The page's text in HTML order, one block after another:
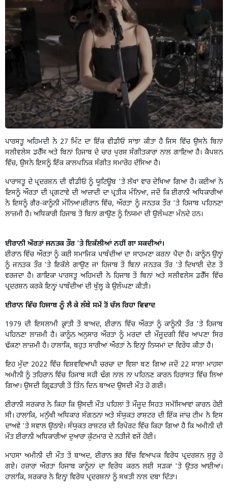
ਪਾਰਸਤੂ ਅਹਿਮਦੀ ਨੇ 27 ਮਿੰਟ ਦਾ ਇੱਕ ਵੀਡੀਓ ਸਾਂਝਾ ਕੀਤਾ ਹੈ ਜਿਸ ਵਿੱਚ ਉਸਨੇ ਬਿਨਾਂ
ਸਲੀਵਲੇਸ ਡਰੈੱਸ ਅਤੇ ਬਿਨਾਂ ਹਿਜਾਬ ਦੇ ਚਾਰ ਪੁਰਸ਼ ਸੰਗੀਤਕਾਰਾਂ ਨਾਲ ਗਾਇਆ ਹੈ। ਕੈਪਸ਼ਨ
ਵਿੱਚ, ਉਸਨੇ ਇਸਨੂੰ ਇੱਕ ਕਾਲਪਨਿਕ ਸੰਗੀਤ ਸਮਾਰੋਹ ਦੱਸਿਆ ਹੈ।
ਪਾਰਾਸਤੂ ਦੇ ਪ੍ਰਦਰਸ਼ਨ ਦੀ ਵੀਡੀਓ ਨੂੰ ਯੂਟਿਊਬ 'ਤੇ ਲੱਖਾਂ ਵਾਰ ਦੇਖਿਆ ਗਿਆ ਹੈ। ਕਈਆਂ ਨੇ
ਇਸਨੂੰ ਔਰਤਾਂ ਦੀ ਪ੍ਰਗਟਾਵੇ ਦੀ ਆਜ਼ਾਦੀ ਦਾ ਪ੍ਰਤੀਕ ਮੰਨਿਆ, ਜਦੋਂ ਕਿ ਈਰਾਨੀ ਅਧਿਕਾਰੀਆਂ
ਨੇ ਇਸਨੂੰ ਗੈਰ-ਕਾਨੂੰਨੀ ਮੰਨਿਆ।ਈਰਾਨ ਵਿੱਚ, ਔਰਤਾਂ ਨੂੰ ਜਨਤਕ ਤੌਰ 'ਤੇ ਹਿਜਾਬ ਪਹਿਨਣਾ
ਲਾਜ਼ਮੀ ਹੈ। ਅਧਿਕਾਰੀ ਹਿਜਾਬ ਤੋਂ ਬਿਨਾਂ ਗਾਉਣ ਨੂੰ ਨਿਯਮਾਂ ਦੀ ਉਲੰਘਣਾ ਮੰਨਦੇ ਹਨ।
ਈਰਾਨੀ ਔਰਤਾਂ ਜਨਤਕ ਤੌਰ 'ਤੇ ਇਕੱਲੀਆਂ ਨਹੀਂ ਗਾ ਸਕਦੀਆਂ।
ਈਰਾਨ ਵਿੱਚ ਔਰਤਾਂ ਨੂੰ ਕਈ ਸਮਾਜਿਕ ਪਾਬੰਦੀਆਂ ਦਾ ਸਾਹਮਣਾ ਕਰਨਾ ਪੈਂਦਾ ਹੈ। ਕਾਨੂੰਨ ਉਨ੍ਹਾਂ
ਨੂੰ ਜਨਤਕ ਤੌਰ 'ਤੇ ਇਕੱਲੇ ਗਾਉਣ ਜਾਂ ਹਿਜਾਬ ਤੋਂ ਬਿਨਾਂ ਜਨਤਕ ਤੌਰ 'ਤੇ ਦਿਖਾਈ ਦੇਣ ਤੋਂ
ਵਰਜਦਾ ਹੈ। ਗਾਇਕਾ ਪਾਰਸਤੂ ਅਹਿਮਦੀ ਨੇ ਹਿਜਾਬ ਤੋਂ ਬਿਨਾਂ ਅਤੇ ਸਲੀਵਲੇਸ ਡਰੈੱਸ ਵਿੱਚ
ਪ੍ਰਦਰਸ਼ਨ ਕਰਕੇ ਇਨ੍ਹਾਂ ਪਾਬੰਦੀਆਂ ਦੀ ਖੁੱਲ੍ਹ ਕੇ ਉਲੰਘਣਾ ਕੀਤੀ।
ਈਰਾਨ ਵਿੱਚ ਹਿਜਾਬ ਨੂੰ ਲੈ ਕੇ ਲੰਬੇ ਸਮੇਂ ਤੋਂ ਚੱਲ ਰਿਹਾ ਵਿਵਾਦ
1979 ਦੀ ਇਸਲਾਮੀ ਕ੍ਰਾਂਤੀ ਤੋਂ ਬਾਅਦ, ਈਰਾਨ ਵਿੱਚ ਔਰਤਾਂ ਨੂੰ ਕਾਨੂੰਨੀ ਤੌਰ 'ਤੇ ਹਿਜਾਬ
ਪਹਿਨਣਾ ਲਾਜ਼ਮੀ ਹੈ। ਕਾਨੂੰਨ ਅਨੁਸਾਰ ਔਰਤਾਂ ਨੂੰ ਮਰਦਾਂ ਦੀ ਮੌਜੂਦਗੀ ਵਿੱਚ ਆਪਣਾ ਸਿਰ
ਢੱਕਣਾ ਲਾਜ਼ਮੀ ਹੈ। ਹਾਲਾਂਕਿ, ਬਹੁਤ ਸਾਰੀਆਂ ਔਰਤਾਂ ਨੇ ਇਨ੍ਹਾਂ ਨਿਯਮਾਂ ਦਾ ਵਿਰੋਧ ਕੀਤਾ ਹੈ।
ਇਹ ਮੁੱਦਾ 2022 ਵਿੱਚ ਵਿਸ਼ਵਵਿਆਪੀ ਚਰਚਾ ਦਾ ਵਿਸ਼ਾ ਬਣ ਗਿਆ ਜਦੋਂ 22 ਸਾਲਾ ਮਾਹਸਾ
ਅਮੀਨੀ ਨੂੰ ਤਹਿਰਾਨ ਵਿੱਚ ਹਿਜਾਬ ਸਹੀ ਢੰਗ ਨਾਲ ਨਾ ਪਹਿਨਣ ਕਾਰਨ ਹਿਰਾਸਤ ਵਿੱਚ ਲਿਆ
ਗਿਆ। ਉਸਦੀ ਗ੍ਰਿਫਤਾਰੀ ਤੋਂ ਤਿੰਨ ਦਿਨ ਬਾਅਦ ਉਸਦੀ ਮੌਤ ਹੋ ਗਈ।
ਈਰਾਨੀ ਸਰਕਾਰ ਨੇ ਕਿਹਾ ਕਿ ਉਸਦੀ ਮੌਤ ਪਹਿਲਾਂ ਤੋਂ ਮੌਜੂਦ ਸਿਹਤ ਸਮੱਸਿਆਵਾਂ ਕਾਰਨ ਹੋਈ
ਸੀ। ਹਾਲਾਂਕਿ, ਮਨੁੱਖੀ ਅਧਿਕਾਰ ਸੰਗਠਨਾਂ ਅਤੇ ਸੰਯੁਕਤ ਰਾਸ਼ਟਰ ਦੀ ਇੱਕ ਜਾਂਚ ਟੀਮ ਨੇ ਇਸ
ਦਾਅਵੇ 'ਤੇ ਸਵਾਲ ਉਠਾਏ। ਸੰਯੁਕਤ ਰਾਸ਼ਟਰ ਦੀ ਰਿਪੋਰਟ ਵਿੱਚ ਕਿਹਾ ਗਿਆ ਹੈ ਕਿ ਅਮੀਨੀ ਦੀ
ਮੌਤ ਈਰਾਨੀ ਅਧਿਕਾਰੀਆਂ ਦੁਆਰਾ ਕੁੱਟਮਾਰ ਦੇ ਨਤੀਜੇ ਵਜੋਂ ਹੋਈ।
ਮਾਹਸਾ ਅਮੀਨੀ ਦੀ ਮੌਤ ਤੋਂ ਬਾਅਦ, ਈਰਾਨ ਭਰ ਵਿੱਚ ਵਿਆਪਕ ਵਿਰੋਧ ਪ੍ਰਦਰਸ਼ਨ ਸ਼ੁਰੂ ਹੋ
ਗਏ। ਹਜ਼ਾਰਾਂ ਔਰਤਾਂ ਹਿਜਾਬ ਕਾਨੂੰਨਾਂ ਦਾ ਵਿਰੋਧ ਕਰਨ ਲਈ ਸੜਕਾਂ 'ਤੇ ਉਤਰ ਆਈਆਂ।
ਹਾਲਾਂਕਿ, ਸਰਕਾਰ ਨੇ ਇਨ੍ਹਾਂ ਵਿਰੋਧ ਪ੍ਰਦਰਸ਼ਨਾਂ ਨੂੰ ਸਖ਼ਤੀ ਨਾਲ ਦਬਾ ਦਿੱਤਾ।